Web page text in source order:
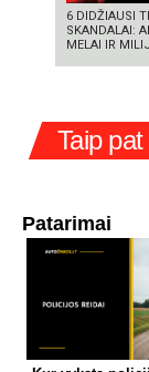
6 DIDŽIAUSI
SKANDALAI:
MELAI IR
Taip
Patarimai